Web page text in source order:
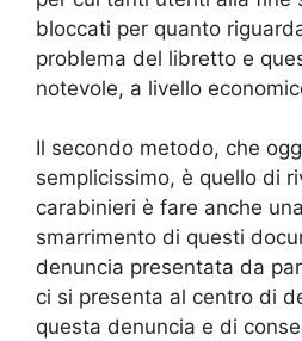
bloccati per quanto
problema del libretto e
notevole, a livello
Il secondo metodo, che
semplicissimo, è quello di
carabinieri è fare anche
smarrimento di questi
denuncia presentata da
ci si presenta al centro di
questa denuncia e di